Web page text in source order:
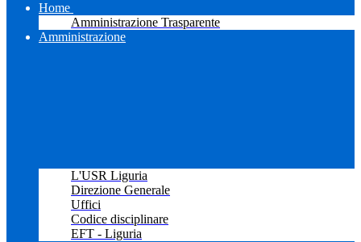
Home
Amministrazione Trasparente
Amministrazione
L'USR Liguria
Direzione Generale
Uffici
Codice disciplinare
EFT - Liguria